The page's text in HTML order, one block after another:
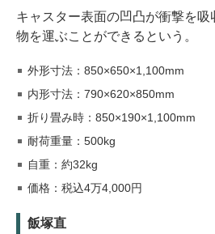
キャスター表面の凹凸が衝撃を
物を運ぶことができるという。
外形寸法：850×650×1,100mm
内形寸法：790×620×850mm
折り畳み時：850×190×1,100mm
耐荷重量：500kg
自重：約32kg
価格：税込4万4,000円
飯塚直